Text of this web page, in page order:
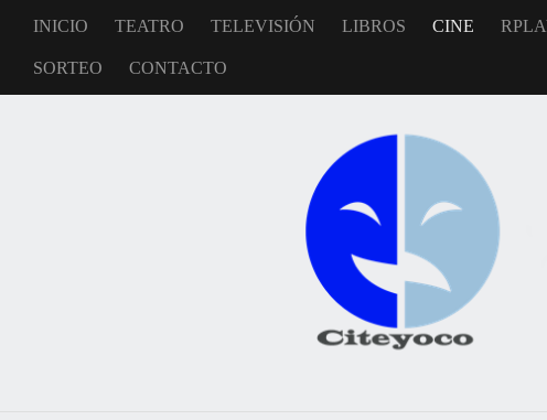
INICIO TEATRO TELEVISIÓN LIBROS CINE
SORTEO CONTACTO